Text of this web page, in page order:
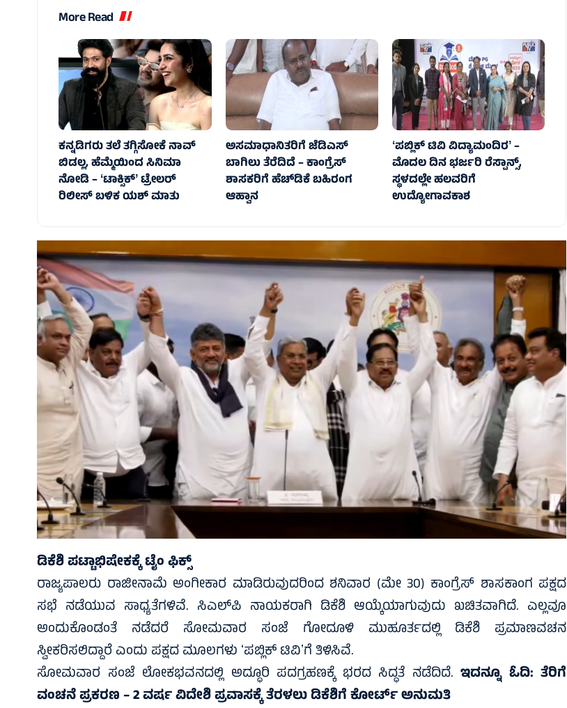
More Read
ಕನ್ನಡಿಗರು ತಲೆ ತಗ್ಗಿಸೋಕೆ ನಾವ್‌
ಬಿಡಲ್ಲ, ಹೆಮ್ಮೆಯಿಂದ ಸಿನಿಮಾ
ನೋಡಿ – ʻಟಾಕ್ಸಿಕ್‌ʼ ಟ್ರೇಲರ್‌
ರಿಲೀಸ್‌ ಬಳಿಕ ಯಶ್‌ ಮಾತು
ಅಸಮಾಧಾನಿತರಿಗೆ ಜೆಡಿಎಸ್‌‍
ಬಾಗಿಲು ತೆರೆದಿದೆ – ಕಾಂಗ್ರೆಸ್‌‍
ಶಾಸಕರಿಗೆ ಹೆಚ್‌ಡಿಕೆ ಬಹಿರಂಗ
ಆಹ್ವಾನ
ʻಪಬ್ಲಿಕ್‌ ಟಿವಿ ವಿದ್ಯಾಮಂದಿರʼ –
ಮೊದಲ ದಿನ ಭರ್ಜರಿ ರೆಸ್ಪಾನ್ಸ್‌,
ಸ್ಥಳದಲ್ಲೇ ಹಲವರಿಗೆ
ಉದ್ಯೋಗಾವಕಾಶ
ಡಿಕೆಶಿ ಪಟ್ಟಾಭಿಷೇಕಕ್ಕೆ ಟೈಂ ಫಿಕ್ಸ್‌
ರಾಜ್ಯಪಾಲರು ರಾಜೀನಾಮೆ ಅಂಗೀಕಾರ ಮಾಡಿರುವುದರಿಂದ ಶನಿವಾರ (ಮೇ 30) ಕಾಂಗ್ರೆಸ್ ಶಾಸಕಾಂಗ ಪಕ್ಷದ
ಸಭೆ ನಡೆಯುವ ಸಾಧ್ಯತೆಗಳಿವೆ. ಸಿಎಲ್‌ಪಿ ನಾಯಕರಾಗಿ ಡಿಕೆಶಿ ಆಯ್ಕೆಯಾಗುವುದು ಖಚಿತವಾಗಿದೆ. ಎಲ್ಲವೂ
ಅಂದುಕೊಂಡಂತೆ ನಡೆದರೆ ಸೋಮವಾರ ಸಂಜೆ ಗೋದೂಳಿ ಮುಹೂರ್ತದಲ್ಲಿ ಡಿಕೆಶಿ ಪ್ರಮಾಣವಚನ
ಸ್ವೀಕರಿಸಲಿದ್ದಾರೆ ಎಂದು ಪಕ್ಷದ ಮೂಲಗಳು ʻಪಬ್ಲಿಕ್‌ ಟಿವಿʼಗೆ ತಿಳಿಸಿವೆ.
ಸೋಮವಾರ ಸಂಜೆ ಲೋಕಭವನದಲ್ಲಿ ಅದ್ಧೂರಿ ಪದಗ್ರಹಣಕ್ಕೆ ಭರದ ಸಿದ್ಧತೆ ನಡೆದಿದೆ.ಇದನ್ನೂ ಓದಿ:ತೆರಿಗೆ
ವಂಚನೆ ಪ್ರಕರಣ – 2 ವರ್ಷ ವಿದೇಶಿ ಪ್ರವಾಸಕ್ಕೆ ತೆರಳಲು ಡಿಕೆಶಿಗೆ ಕೋರ್ಟ್‌ ಅನುಮತಿ